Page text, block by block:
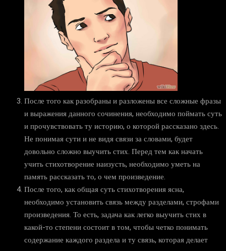
После того как разобраны и разложены все сложные фразы
и выражения данного сочинения, необходимо поймать суть
и прочувствовать ту историю, о которой рассказано здесь.
Не понимая сути и не видя связи за словами, будет
довольно сложно выучить стих. Перед тем как начать
учить стихотворение наизусть, необходимо уметь на
память рассказать то, о чем произведение.
После того, как общая суть стихотворения ясна,
необходимо установить связь между разделами, строфами
произведения. То есть, задача как легко выучить стих в
какой-то степени состоит в том, чтобы четко понимать
содержание каждого раздела и ту связь, которая делает